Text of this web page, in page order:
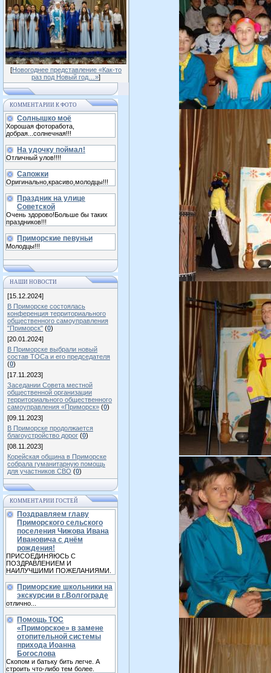
[Новогоднее представление «Как-то
раз под Новый год…»]
КОММЕНТАРИИ К ФОТО
Солнышко моё
Хорошая фоторабота,
добрая...солнечная!!!
На удочку поймал!
Отличный улов!!!!
Сапожки
Оригинально,красиво,молодцы!!!
Праздник на улице
Советской
Очень здорово!Больше бы таких
праздников!!!
Приморские певуньи
Молодцы!!!
НАШИ НОВОСТИ
[15.12.2024]
В Приморске состоялась
конференция территориального
общественного самоуправления
"Приморск" (0)
[20.01.2024]
В Приморске выбрали новый
состав ТОСа и его председателя
(0)
[17.11.2023]
Заседании Совета местной
общественной организации
территориального общественного
самоуправления «Приморск» (0)
[09.11.2023]
В Приморске продолжается
благоустройство дорог (0)
[08.11.2023]
Корейская община в Приморске
собрала гуманитарную помощь
для участников СВО (0)
КОММЕНТАРИИ ГОСТЕЙ
Поздравляем главу
Приморского сельского
поселения Чижова Ивана
Ивановича с днём
рождения!
ПРИСОЕДИНЯЮСЬ С
ПОЗДРАВЛЕНИЕМ И
НАИЛУЧШИМИ ПОЖЕЛАНИЯМИ.
Приморские школьники на
экскурсии в г.Волгограде
отлично...
Помощь ТОС
«Приморское» в замене
отопительной системы
прихода Иоанна
Богослова
Скопом и батьку бить легче. А
строить что-либо тем более.